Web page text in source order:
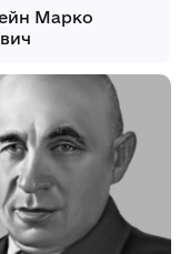
Марко